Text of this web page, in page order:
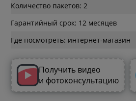
Количество пакетов: 2
Гарантийный срок: 12 месяцев
Где посмотреть: интернет-магазин
Получить видео
и фотоконсультацию